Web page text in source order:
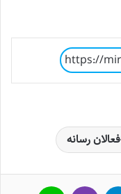
فعالان رسانه
تلگرام وایبر